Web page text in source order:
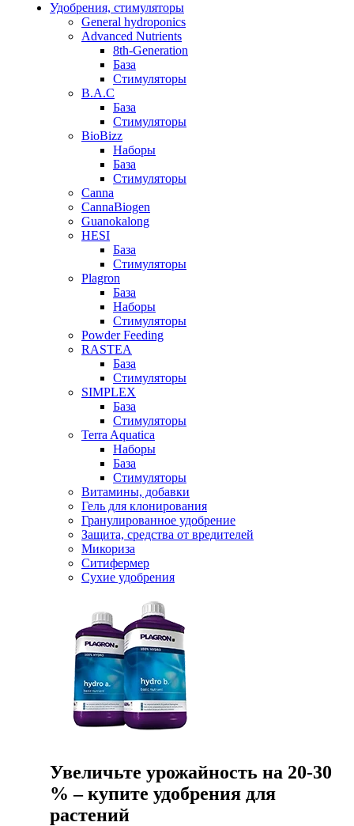
Удобрения, стимуляторы
General hydroponics
Advanced Nutrients
8th-Generation
База
Стимуляторы
B.A.C
База
Стимуляторы
BioBizz
Наборы
База
Стимуляторы
Canna
CannaBiogen
Guanokalong
HESI
База
Стимуляторы
Plagron
База
Наборы
Стимуляторы
Powder Feeding
RASTEA
База
Стимуляторы
SIMPLEX
База
Стимуляторы
Terra Aquatica
Наборы
База
Стимуляторы
Витамины, добавки
Гель для клонирования
Гранулированное удобрение
Защита, средства от вредителей
Микориза
Ситифермер
Сухие удобрения
Увеличьте урожайность на 20-30
% – купите удобрения для
растений